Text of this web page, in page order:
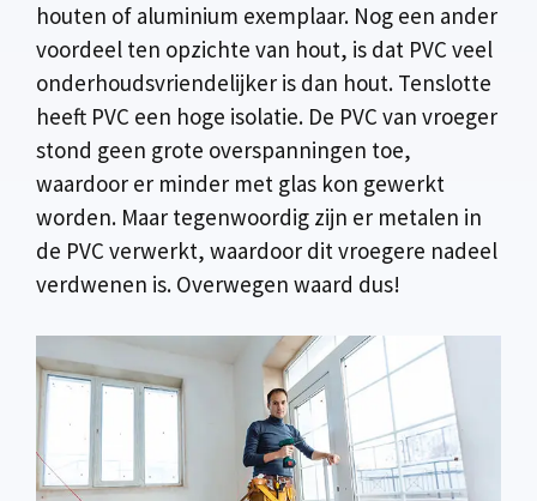
houten of aluminium exemplaar. Nog een ander
voordeel ten opzichte van hout, is dat PVC veel
onderhoudsvriendelijker is dan hout. Tenslotte
heeft PVC een hoge isolatie. De PVC van vroeger
stond geen grote overspanningen toe,
waardoor er minder met glas kon gewerkt
worden. Maar tegenwoordig zijn er metalen in
de PVC verwerkt, waardoor dit vroegere nadeel
verdwenen is. Overwegen waard dus!